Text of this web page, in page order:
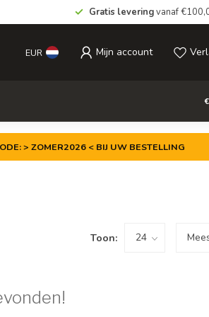
Gratis leveringvanaf
EUR Mijn account
€
> ZOMER2026 < BIJ UW BESTELLING
Toon: